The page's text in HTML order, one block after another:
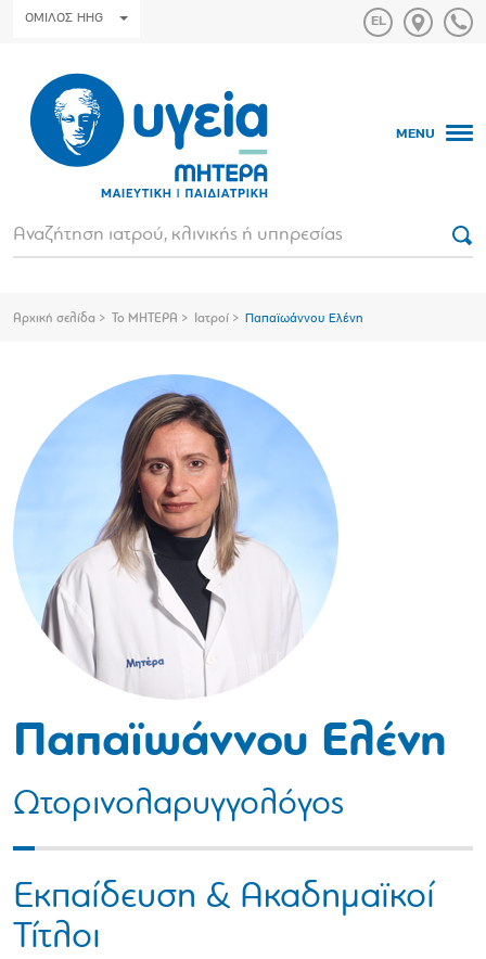
ΟΜΙΛΟΣ HHG
MENU
Αρχική σελίδα Το ΜΗΤΕΡΑ Ιατροί Παπαϊωάννου Ελένη
Παπαϊωάννου Ελένη
Ωτορινολαρυγγολόγος
Εκπαίδευση & Ακαδημαϊκοί
Τίτλοι